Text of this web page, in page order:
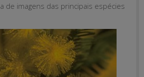
de imagens das principais espécies